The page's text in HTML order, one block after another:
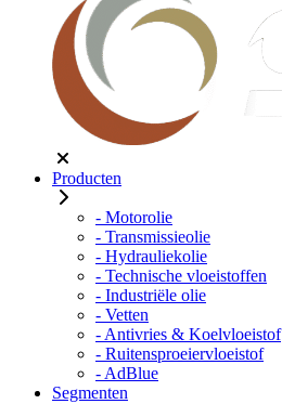
Producten
- Motorolie
- Transmissieolie
- Hydrauliekolie
- Technische vloeistoffen
- Industriële olie
- Vetten
- Antivries & Koelvloeistof
- Ruitensproeiervloeistof
- AdBlue
Segmenten